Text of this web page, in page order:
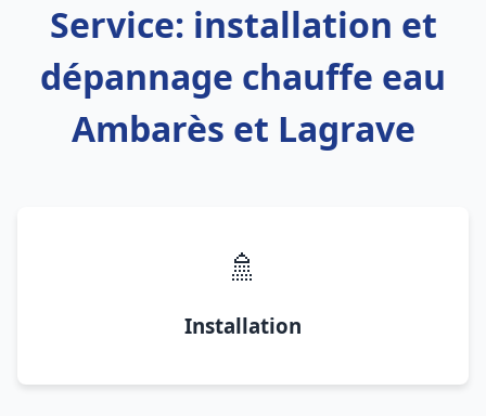
Service: installation et
dépannage chauffe eau
Ambarès et Lagrave
🚿
Installation